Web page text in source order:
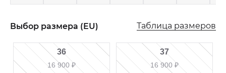
Выбор размера (EU) Таблица размеров
36
16 900 ₽
37
16 900 ₽